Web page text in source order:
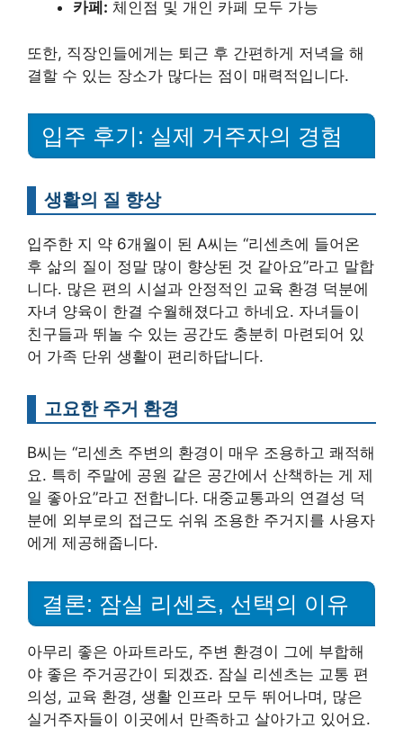
카페: 체인점 및 개인 카페 모두 가능
또한, 직장인들에게는 퇴근 후 간편하게 저녁을 해
결할 수 있는 장소가 많다는 점이 매력적입니다.
입주 후기: 실제 거주자의 경험
생활의 질 향상
입주한 지 약 6개월이 된 A씨는 “리센츠에 들어온
후 삶의 질이 정말 많이 향상된 것 같아요”라고 말합
니다. 많은 편의 시설과 안정적인 교육 환경 덕분에
자녀 양육이 한결 수월해졌다고 하네요. 자녀들이
친구들과 뛰놀 수 있는 공간도 충분히 마련되어 있
어 가족 단위 생활이 편리하답니다.
고요한 주거 환경
B씨는 “리센츠 주변의 환경이 매우 조용하고 쾌적해
요. 특히 주말에 공원 같은 공간에서 산책하는 게 제
일 좋아요”라고 전합니다. 대중교통과의 연결성 덕
분에 외부로의 접근도 쉬워 조용한 주거지를 사용자
에게 제공해줍니다.
결론: 잠실 리센츠, 선택의 이유
아무리 좋은 아파트라도, 주변 환경이 그에 부합해
야 좋은 주거공간이 되겠죠. 잠실 리센츠는 교통 편
의성, 교육 환경, 생활 인프라 모두 뛰어나며, 많은
실거주자들이 이곳에서 만족하고 살아가고 있어요.